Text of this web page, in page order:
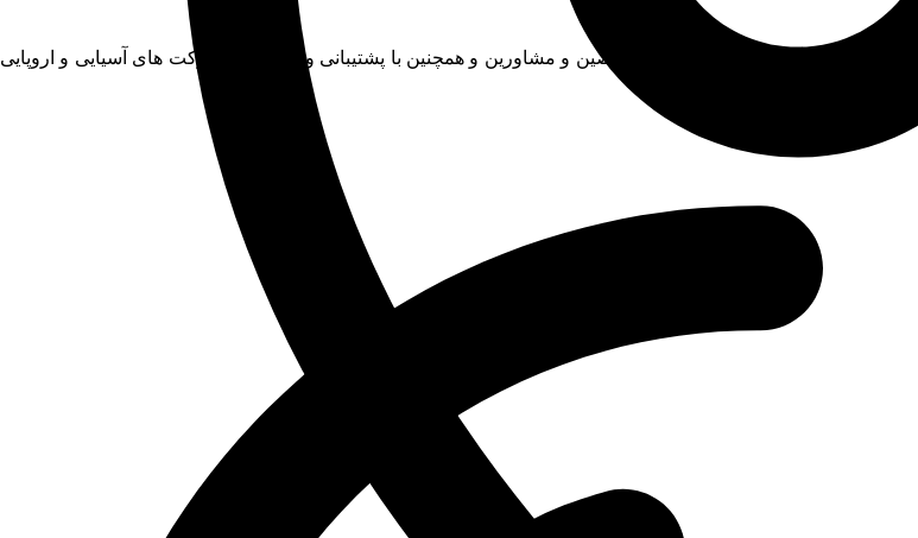
و با بهره گیری از مجربترین متخصصین و مشاورین و همچنین با پشتیبانی و مشارکت شرکت های آسیایی و اروپایی
فعالیت میکند.